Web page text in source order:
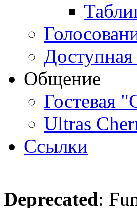
Доступная
Общение
Гостевая
Ultras
Ссылки
Deprecated: